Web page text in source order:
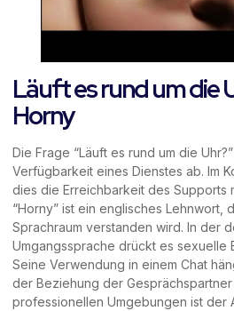
Läuft es rund um die
Horny
Die Frage “Läuft es rund um die
Verfügbarkeit eines Dienstes ab. Im
dies die Erreichbarkeit des Supports
“Horny” ist ein englisches Lehnwort,
Sprachraum verstanden wird. In der
Umgangssprache drückt es sexuelle
Seine Verwendung in einem Chat
der Beziehung der
professionellen Umgebungen ist der